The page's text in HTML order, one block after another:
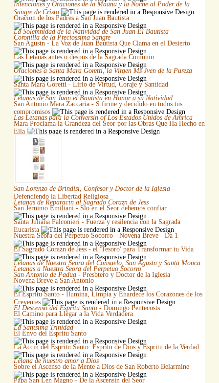
Intenciones y Oraciones de la Maana y la Noche al Poder de la
Sangre de Cristo
Oracion de los Padres a San Juan Bautista
La Solemnidad de la Natividad de San Juan El Bautista
Coronilla de la Preciossima Sangre
San Agustn - La Voz de Juan Bautista Que Clama en el Desierto
Las Letanas antes o despus de la Sagrada Comunin
Oraciones a Santa Mara Goretti, la Virgen Ms Jven de la Pureza
Santa Mara Goretti - Lirio de Virtud, Coraje y Santidad
Letanas de San Juan el Bautista en Honor a su Natividad
San Antonio Mara Zaccaria - S firme y decidido en todos tus
compromisos
Las Letanas para la Conversin of Los Estados Unidos de Amrica
Mara Proclama la Grandeza del Seor por las Obras Que Ha Hecho en
Ella
San Lorenzo de Brindisi, Confesor y Doctor de la Iglesia -
Defendiendo la Libertad Religiosa
Letanas de Reparacin al Sagrado Corazn de Jess
San Jernimo Emiliani - Slo en el Seor debemos confiar
Santa Juliana Falconieri - Fuerza y resilencia con la Sagrada
Eucarista
Nuestra Seora del Perpetuo Socorro - Novena Breve - Da 1
El Sagrado Corazn de Jess - el 'Tesoro' para Transformar tu Vida
Letanas de Nuestra Seora del Consuelo, San Agustn y Santa Monca
Letanas a Nuestra Seora del Perpetuo Socorro
San Antonio de Padua - Presbtero y Doctor de la Iglesia
Novena Breve a San Antonio
El Espritu Santo - Ilumina, Limpia y Enardece los Corazones de los
Creyentes
El Descenso del Espritu Santo - Domingo Pentecosts
El Camino para Llegar a la Vida Verdadera
La Santsima Trinidad
El Envo del Espritu Santo
La Accin del Espritu Santo: Espritu de Dios y Espritu de la Verdad
Letana de nuestro amor a Dios
Sobre el Ascenso de la Mente a Dios de San Roberto Belarmine
Papa San Len Magno - De la Ascensin del Seor